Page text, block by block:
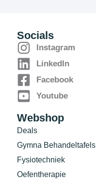
Socials
Instagram
LinkedIn
Facebook
Youtube
Webshop
Deals
Gymna Behandeltafels
Fysiotechniek
Oefentherapie